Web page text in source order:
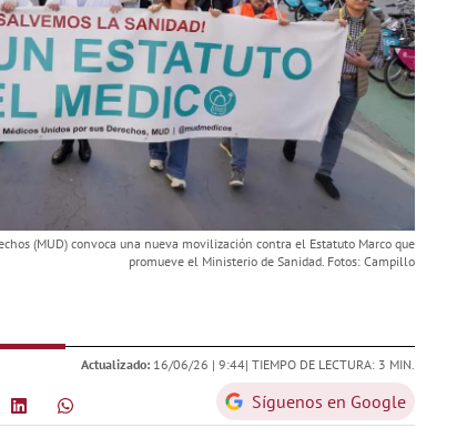
(MUD) convoca una nueva movilización contra el Estatuto Marco que
promueve el Ministerio de Sanidad. Fotos: Campillo
Actualizado: 16/06/26 | 9:44| TIEMPO DE LECTURA: 3 MIN.
Síguenos en Google